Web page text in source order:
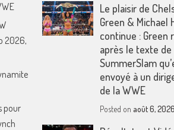
2026,
pour
Le plaisir de
Green & Michael
continue : Green
après le texte de
SummerSlam
envoyé à un
de la WWE
Posted on août 6, 2026